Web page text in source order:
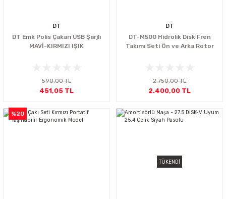
DT
DT Emk Polis Çakarı USB Şarjlı
MAVİ-KIRMIZI IŞIK
590,00 TL
451,05 TL
DT
DT-M500 Hidrolik Disk Fren
Takımı Seti Ön ve Arka Rotor
2.750,00 TL
2.400,00 TL
%20
TÜKENDİ